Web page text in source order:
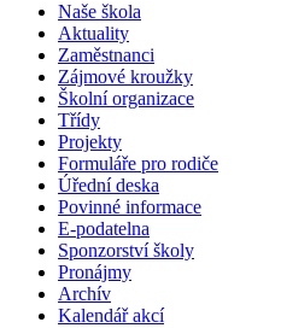
Naše škola
Aktuality
Zaměstnanci
Zájmové kroužky
Školní organizace
Třídy
Projekty
Formuláře pro rodiče
Úřední deska
Povinné informace
E-podatelna
Sponzorství školy
Pronájmy
Archív
Kalendář akcí